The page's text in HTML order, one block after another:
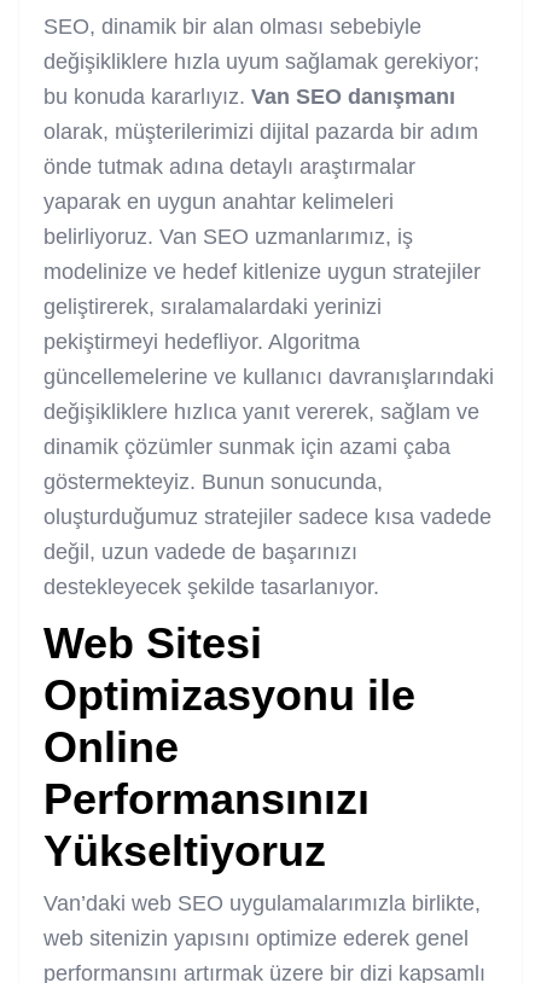
SEO, dinamik bir alan olması sebebiyle
değişikliklere hızla uyum sağlamak gerekiyor;
bu konuda kararlıyız. Van SEO danışmanı
olarak, müşterilerimizi dijital pazarda bir adım
önde tutmak adına detaylı araştırmalar
yaparak en uygun anahtar kelimeleri
belirliyoruz. Van SEO uzmanlarımız, iş
modelinize ve hedef kitlenize uygun stratejiler
geliştirerek, sıralamalardaki yerinizi
pekiştirmeyi hedefliyor. Algoritma
güncellemelerine ve kullanıcı davranışlarındaki
değişikliklere hızlıca yanıt vererek, sağlam ve
dinamik çözümler sunmak için azami çaba
göstermekteyiz. Bunun sonucunda,
oluşturduğumuz stratejiler sadece kısa vadede
değil, uzun vadede de başarınızı
destekleyecek şekilde tasarlanıyor.
Web Sitesi
Optimizasyonu ile
Online
Performansınızı
Yükseltiyoruz
Van’daki web SEO uygulamalarımızla birlikte,
web sitenizin yapısını optimize ederek genel
performansını artırmak üzere bir dizi kapsamlı